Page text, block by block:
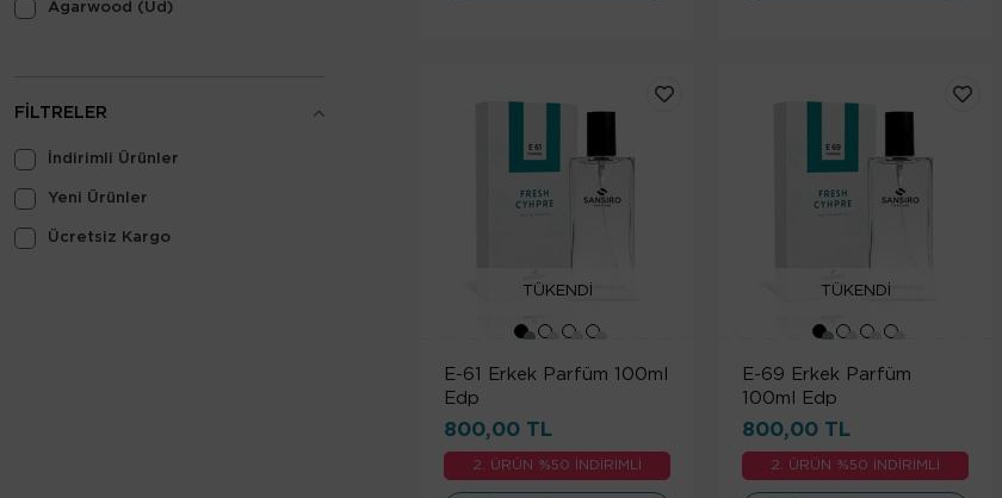
Hafif Baharatlı
Agarwood (Ud)
Alıç
Amalfi Limonu
Amber
FILTRELER
İndirimli Ürünler
Yeni Ürünler
Ücretsiz Kargo
TÜKENDI
E-61 Erkek Parfüm 100ml
Edp
800,00 TL
2. ÜRÜN %50 İNDİRİMLİ
TÜKENDI
E-69 Erkek Parfüm
100ml Edp
800,00 TL
2. ÜRÜN %50 İNDİRİMLİ